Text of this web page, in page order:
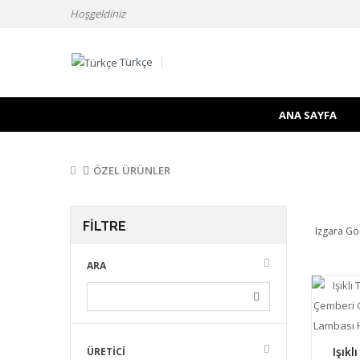
Hoşgeldiniz
Türkçe
ANA SAYFA
ÖZEL ÜRÜNLER
FILTRE
ARA
ÜRETICI
Izgara